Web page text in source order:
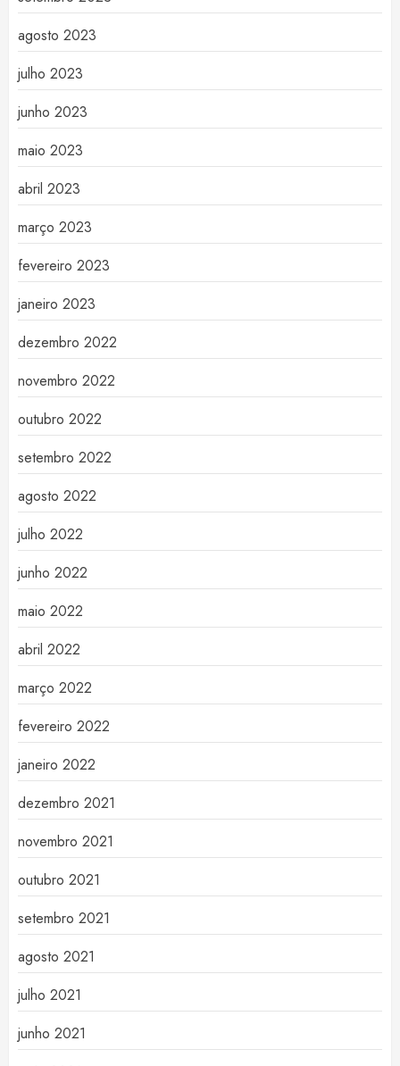
agosto 2023
julho 2023
junho 2023
maio 2023
abril 2023
março 2023
fevereiro 2023
janeiro 2023
dezembro 2022
novembro 2022
outubro 2022
setembro 2022
agosto 2022
julho 2022
junho 2022
maio 2022
abril 2022
março 2022
fevereiro 2022
janeiro 2022
dezembro 2021
novembro 2021
outubro 2021
setembro 2021
agosto 2021
julho 2021
junho 2021